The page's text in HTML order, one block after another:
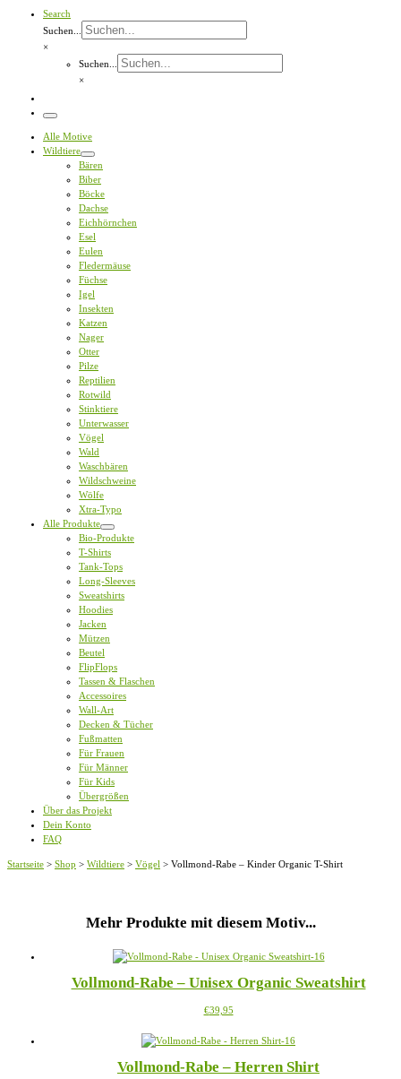
Search
Suchen...
×
Suchen...
×
Menü
Alle Motive
Wildtiere
Bären
Biber
Böcke
Dachse
Eichhörnchen
Esel
Eulen
Fledermäuse
Füchse
Igel
Insekten
Katzen
Nager
Otter
Pilze
Reptilien
Rotwild
Stinktiere
Unterwasser
Vögel
Wald
Waschbären
Wildschweine
Wölfe
Xtra-Typo
Alle Produkte
Bio-Produkte
T-Shirts
Tank-Tops
Long-Sleeves
Sweatshirts
Hoodies
Jacken
Mützen
Beutel
FlipFlops
Tassen & Flaschen
Accessoires
Wall-Art
Decken & Tücher
Fußmatten
Für Frauen
Für Männer
Für Kids
Übergrößen
Über das Projekt
Dein Konto
FAQ
Startseite > Shop > Wildtiere > Vögel > Vollmond-Rabe – Kinder Organic T-Shirt
Mehr Produkte mit diesem Motiv...
Vollmond-Rabe – Unisex Organic Sweatshirt
€39,95Dieses
weist
Varianten
Vollmond-Rabe – Herren Shirt